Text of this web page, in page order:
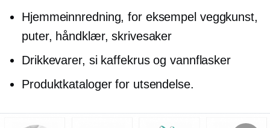
Hjemmeinnredning, for eksempel veggkunst,
puter, håndklær, skrivesaker
Drikkevarer, si kaffekrus og vannflasker
Produktkataloger for utsendelse.